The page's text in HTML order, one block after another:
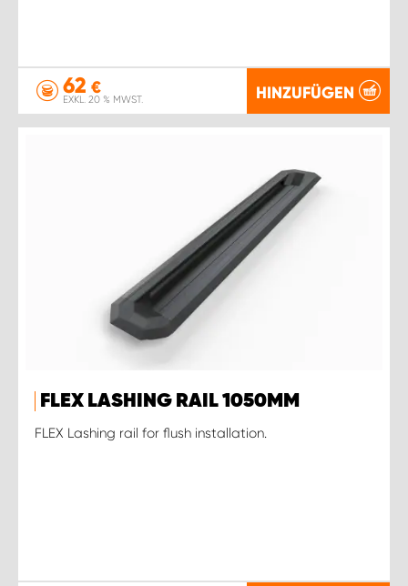
62 €
EXKL. 20 % MWST. HINZUFÜGEN
FLEX LASHING RAIL 1050MM
FLEX Lashing rail for flush installation.